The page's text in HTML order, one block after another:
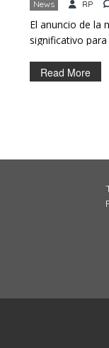
News RP
El anuncio de la
significativo
la economía
Read More